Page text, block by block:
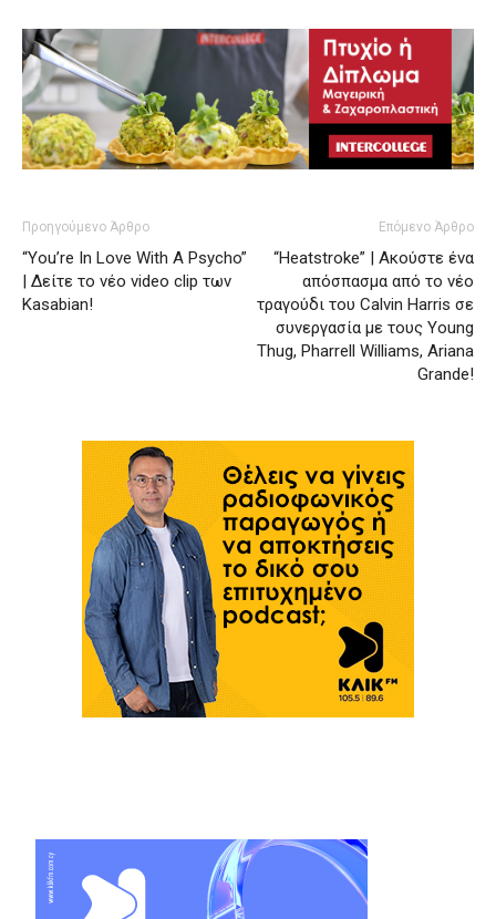
Προηγούμενο Άρθρο
“You’re In Love With A Psycho”
| Δείτε το νέο video clip των
Kasabian!
Επόμενο Άρθρο
“Heatstroke” | Ακούστε ένα
απόσπασμα από το νέο
τραγούδι του Calvin Harris σε
συνεργασία με τους Young
Thug, Pharrell Williams, Ariana
Grande!